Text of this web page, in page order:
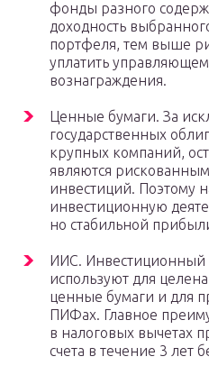
фонды разного
доходность
портфеля, тем выше
уплатить
вознаграждения.
Ценные бумаги. За
государственных
крупных компаний,
являются
инвестиций. Поэтому
инвестиционную
но стабильной
ИИС. Инвестиционный
используют для
ценные бумаги и для
ПИФах. Главное
в налоговых вычетах
счета в течение 3 лет